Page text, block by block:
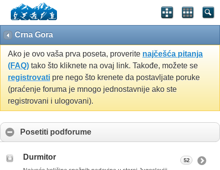
Crna Gora
Ako je ovo vaša prva poseta, proverite najčešća pitanja
(FAQ) tako što kliknete na ovaj link. Takođe, možete se
registrovati pre nego što krenete da postavljate poruke
(praćenje foruma je mnogo jednostavnije ako ste
registrovani i ulogovani).
Posetiti podforume
Durmitor 52